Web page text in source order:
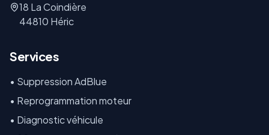
18 La Coindière
44810 Héric
Services
• Suppression AdBlue
• Reprogrammation moteur
• Diagnostic véhicule